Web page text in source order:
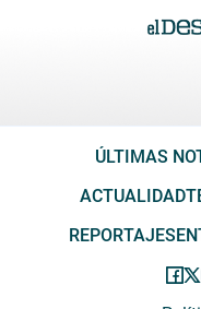
ÚLTIMAS
ACTUALIDAD
REPORTAJES